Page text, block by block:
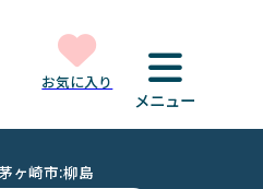
お気に入り
メニュー
ヶ崎市:柳島